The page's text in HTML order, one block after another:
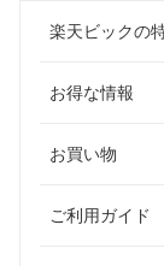
楽天ビックの
お得な情報
お買い物
ご利用ガイド